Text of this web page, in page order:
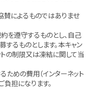
賛によるものではありませ
を遵守するものとし、自己
るものとします。本キャン
の制限又は凍結に関して当
ための費用（インターネット
担になります。